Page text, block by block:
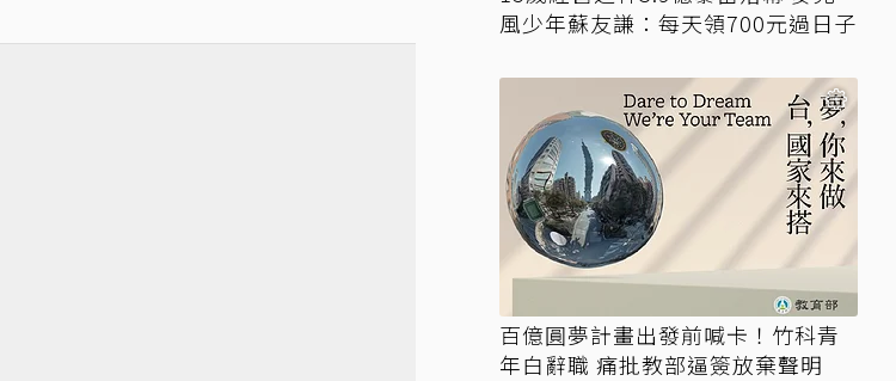
風少年蘇友謙：每天領700元過日子
百億圓夢計畫出發前喊卡！竹科青
年白辭職 痛批教部逼簽放棄聲明